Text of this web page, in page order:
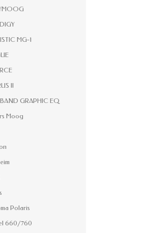
MG-1
II
GRAPHIC EQ
Moog
Polaris
660/760